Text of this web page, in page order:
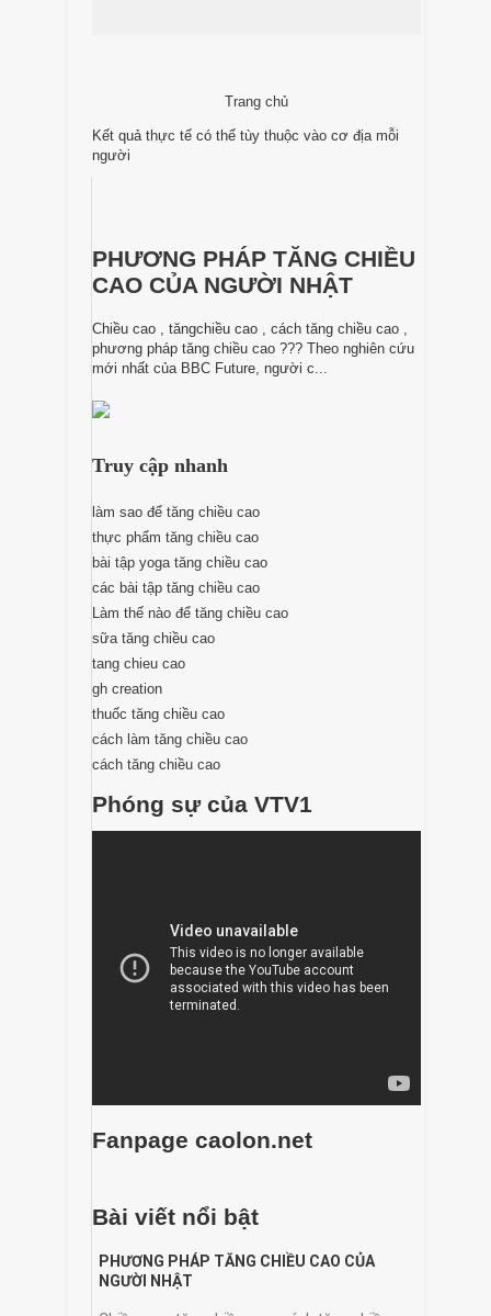
Trang chủ
Kết quả thực tế có thể tùy thuộc vào cơ địa mỗi
người
PHƯƠNG PHÁP TĂNG CHIỀU
CAO CỦA NGƯỜI NHẬT
Chiều cao , tăngchiều cao , cách tăng chiều cao ,
phương pháp tăng chiều cao ??? Theo nghiên cứu
mới nhất của BBC Future, người c...
Truy cập nhanh
làm sao để tăng chiều cao
thực phẩm tăng chiều cao
bài tập yoga tăng chiều cao
các bài tập tăng chiều cao
Làm thế nào để tăng chiều cao
sữa tăng chiều cao
tang chieu cao
gh creation
thuốc tăng chiều cao
cách làm tăng chiều cao
cách tăng chiều cao
Phóng sự của VTV1
Fanpage caolon.net
Bài viết nổi bật
PHƯƠNG PHÁP TĂNG CHIỀU CAO CỦA
NGƯỜI NHẬT